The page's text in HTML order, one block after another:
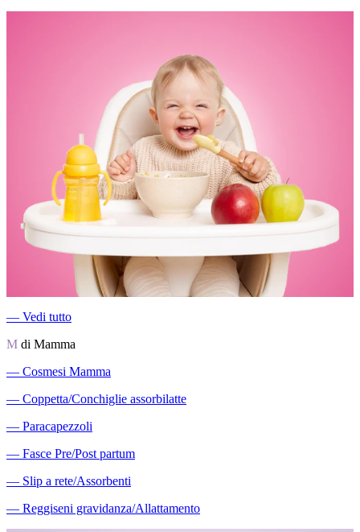
― Vedi tutto
M di Mamma
― Cosmesi Mamma
― Coppetta/Conchiglie assorbilatte
― Paracapezzoli
― Fasce Pre/Post partum
― Slip a rete/Assorbenti
― Reggiseni gravidanza/Allattamento